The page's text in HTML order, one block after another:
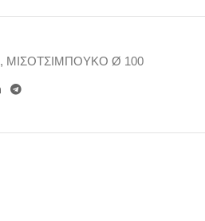
, ΜΙΣΟΤΣΙΜΠΟΥΚΟ Ø 100